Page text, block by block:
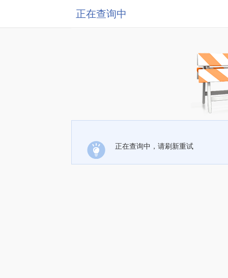
正在查询中
正在查询中，请刷新重试